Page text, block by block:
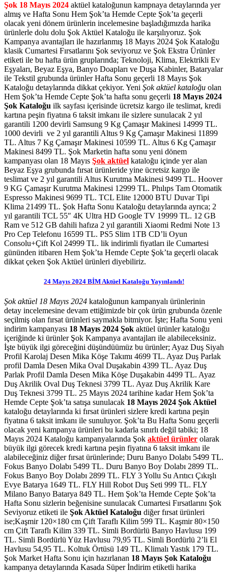
Şok 18 Mayıs 2024 aktüel kataloğunun kampnaya detaylarında yer
almış ve Hafta Sonu Hem Şok’ta Hemde Cepte Şok’ta geçerli
olacak yeni dönem ürünlerin incelemesine başladığımızda harika
ürünlerle dolu dolu Şok Aktüel Kataloğu ile karşılıyoruz. Şok
Kampanya avantajları ile hazırlanmış 18 Mayıs 2024 Şok Kataloğu
klasik Cumartesi Fırsatlarını Şok seviyoruz ve Şok Ekstra Ürünler
etiketi ile bu hafta ürün gruplarında; Teknoloji, Klima, Elektrikli Ev
Eşyaları, Beyaz Eşya, Banyo Doapları ve Duşa Kabinler, Bataryalar
ile Tekstil grubunda ürünler Hafta Sonu geçerli 18 Mayıs Şok
Kataloğu detaylarında dikkat çekiyor. Yeni Şok aktüel kataloğu olan
Hem Şok’ta Hemde Cepte Şok’ta hafta sonu geçerli 18 Mayıs 2024
Şok Kataloğu ilk sayfası içerisinde ücretsiz kargo ile teslimat, kredi
kartına peşin fiyatına 6 taksit imkanı ile sizlere sunulacak 2 yıl
garantili 1200 devirli Samsung 9 Kg Çamaşır Makinesi 14999 TL.
1000 devirli ve 2 yıl garantili Altus 9 Kg Çamaşır Makinesi 11899
TL. Altus 7 Kg Çamaşır Makinesi 10599 TL. Altus 6 Kg Çamaşır
Makinesi 8499 TL. Şok Marketin hafta sonu yeni dönem
kampanyası olan 18 Mayıs Şok aktüel kataloğu içinde yer alan
Beyaz Eşya grubunda fırsat ürünleride yine ücretsiz kargo ile
teslimat ve 2 yıl garantili Altus Kurutma Makinesi 9499 TL. Hoover
9 KG Çamaşır Kurutma Makinesi 12999 TL. Phılıps Tam Otomatik
Espresso Makinesi 9699 TL. TCL Elite 12000 BTU Duvar Tipi
Klima 21499 TL. Şok Hafta Sonu Kataloğu detaylarında ayrıca; 2
yıl garantili TCL 55″ 4K Ultra HD Google TV 19999 TL. 12 GB
Ram ve 512 GB dahili hafıza 2 yıl garantili Xiaomi Redmi Note 13
Pro Cep Telefonu 16599 TL. PS5 Slim 1TB CD’li Oyun
Consolu+Çift Kol 24999 TL. lik indirimli fiyatları ile Cumartesi
gününden itibaren Hem Şok’ta Hemde Cepte Şok’ta geçerli olacak
dikkat çeken Şok Aktüel ürünleri diyebiliriz.
24 Mayıs 2024 BİM Aktüel Kataloğu Yayınlandı!
Şok aktüel 18 Mayıs 2024 kataloğunun kampanyalı ürünlerinin
detay incelemesine devam ettiğimizde bir çok ürün grubunda özenle
seçilmiş olan fırsat ürünleri saymakla bitmiyor. İşte; Hafta Sonu yeni
indirim kampanyası 18 Mayıs 2024 Şok aktüel ürünler kataloğu
içeriğinde ki ürünler Şok Kampanya avantajları ile alabileceksiniz.
İşte büyük ilgi göreceğini düşündüümüz bu ürünler; Ayaz Duş Siyah
Profil Karolaj Desen Mika Köşe Takımı 4699 TL. Ayaz Duş Parlak
profil Damla Desen Mika Oval Duşakabin 4399 TL. Ayaz Duş
Parlak Profil Damla Desen Mika Köşe Duşakabin 4499 TL. Ayaz
Duş Akrilik Oval Duş Teknesi 3799 TL. Ayaz Duş Akrilik Kare
Duş Teknesi 3799 TL. 25 Mayıs 2024 tarihine kadar Hem Şok’ta
Hemde Cepte Şok’ta satışa sunulacak 18 Mayıs 2024 Şok Aktüel
kataloğu detaylarında ki fırsat ürünleri sizlere kredi kartına peşin
fiyatına 6 taksit imkanı ile sunuluyor. Şok’ta Bu Hafta Sonu geçerli
olacak yeni kampanya ürünleri bu kadarla sınırlı değil tabiki; 18
Mayıs 2024 Kataloğu kampanyalarında Şok aktüel ürünler olarak
büyük ilgi görecek kredi kartına peşin fiyatına 6 taksit imkanı ile
alabileceğiniz diğer fırsat ürünlerinde; Duru Banyo Dolabı 5499 TL.
Fokus Banyo Dolabı 5499 TL. Duru Banyo Boy Dolabı 2899 TL.
Fokus Banyo Boy Dolabı 2899 TL. FLY 3 Yollu Su Arıtıcı Çıkışlı
Evye Batarya 1649 TL. FLY Hill Robot Duş Seti 999 TL. FLY
Milano Banyo Batarya 849 TL. Hem Şok’ta Hemde Cepte Şok’ta
Hafta Sonu sizlerin beğenisine sunulacak Cumartesi Fırsatlarını Şok
Seviyoruz etiketi ile Şok Aktüel Kataloğu diğer fırsat ürünleri
ise;Kaşmir 120×180 cm Çift Taraflı Kilim 599 TL. Kaşmir 80×150
cm Çift Taraflı Kilim 339 TL. Simli Bordürlü Banyo Havlusu 199
TL. Simli Bordürlü Yüz Havlusu 79,95 TL. Simli Bordürlü 2’li El
Havlusu 54,95 TL. Koltuk Örtüsü 149 TL. Klimalı Yastık 179 TL.
Şok Market Hafta Sonu için hazırlanan 18 Mayıs Şok Kataloğu
kampanya detaylarında Kasada Süper İndirim etiketli harika